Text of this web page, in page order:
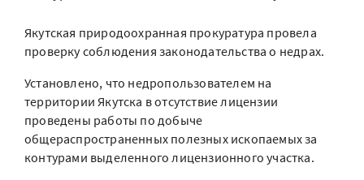
Якутская природоохранная прокуратура провела
проверку соблюдения законодательства о недрах.
Установлено, что недропользователем на
территории Якутска в отсутствие лицензии
проведены работы по добыче
общераспространенных полезных ископаемых за
контурами выделенного лицензионного участка.